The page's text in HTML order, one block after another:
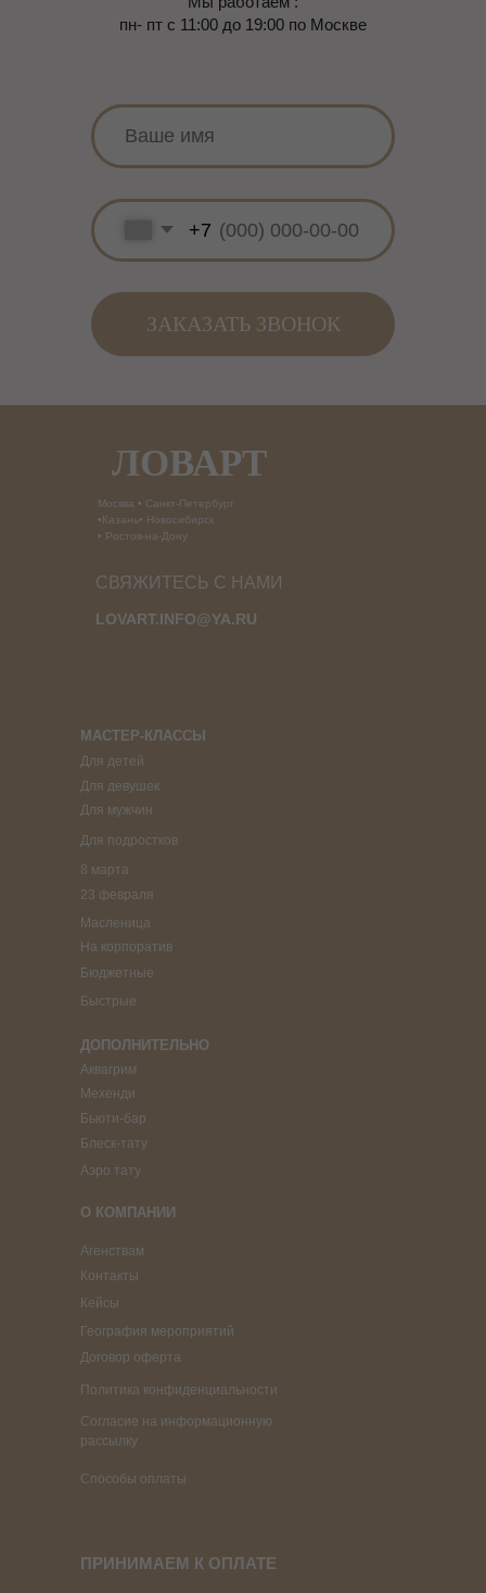
ЛОВАРТ
Москва • Санкт-Петербург
•Казань• Новосибирск
• Ростов-на-Дону
СВЯЖИТЕСЬ С НАМИ
ПРИНИМАЕМ К ОПЛАТЕ
О КОМПАНИИ
ДОПОЛНИТЕЛЬНО
МАСТЕР-КЛАССЫ
Способы оплаты
Согласие на информационную
рассылку
Политика конфиденциальности
Договор оферта
География мероприятий
Кейсы
Контакты
Агенствам
Быстрые
Бюджетные
Аэро тату
Блеск-тату
Бьюти-бар
Мехенди
Аквагрим
На корпоратив
Масленица
23 февраля
8 марта
Для подростков
Для мужчин
Для девушек
Для детей
LOVART.INFO@YA.RU